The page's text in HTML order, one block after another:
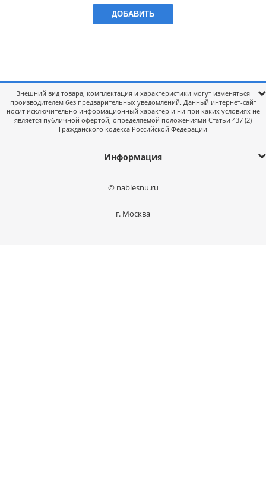
Внешний вид товара, комплектация и характеристики могут изменяться
производителем без предварительных уведомлений. Данный интернет-сайт
носит исключительно информационный характер и ни при каких условиях не
является публичной офертой, определяемой положениями Статьи 437 (2)
Гражданского кодекса Российской Федерации
Информация
© nablesnu.ru
г. Москва